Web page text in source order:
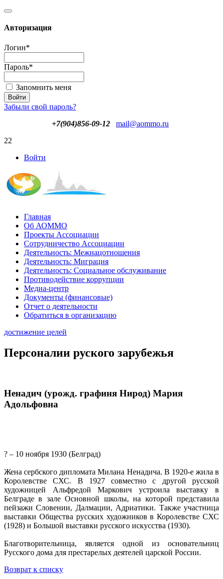
Авторизация
Логин*
Пароль*
Запомнить меня
Забыли свой пароль?
+7(904)856-09-12
mail@aommo.ru
22
Войти
Главная
Об АОММО
Проекты Ассоциации
Сотрудничество Ассоциации
Деятельность: Межнацотношения
Деятельность: Миграция
Деятельность: Социальное обслуживание
Противодействие коррупции
Медиа-центр
Документы (финансовые)
Отчет о деятельности
Обратиться в организацию
достижение целей
Персоналии руского зарубежья
Ненадич (урожд. графиня Нирод) Мария
Адольфовна
? – 10 ноября 1930 (Белград)
Жена сербского дипломата Милана Ненадича. В 1920-е жила в
Королевстве СХС. В 1927 совместно с другой русской
художницей Альфредой Маркович устроила выставку в
Белграде в зале Основной школы, на которой представила
пейзажи Словении, Далмации, Адриатики. Также участница
выставки Общества русских художников в Королевстве СХС
(1928) и Большой выставки русского искусства (1930).
Благотворительница, является одной из основательниц
Русского дома для престарелых деятелей царской России.
Возврат к списку